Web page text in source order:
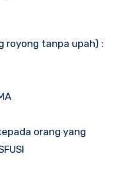
royong tanpa upah) :
orang yang